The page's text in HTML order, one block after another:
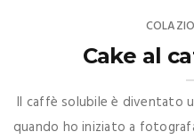
Cake al
Il caffè solubile è diventato
quando ho iniziato a